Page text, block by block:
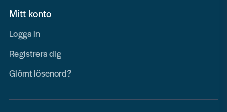
Mitt konto
Logga in
Registrera dig
Glömt lösenord?